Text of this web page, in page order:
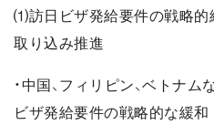
⑴訪日ビザ発給要件の戦略的
取り込み推進
・中国、フィリピン、ベトナ
ビザ発給要件の戦略的な緩和